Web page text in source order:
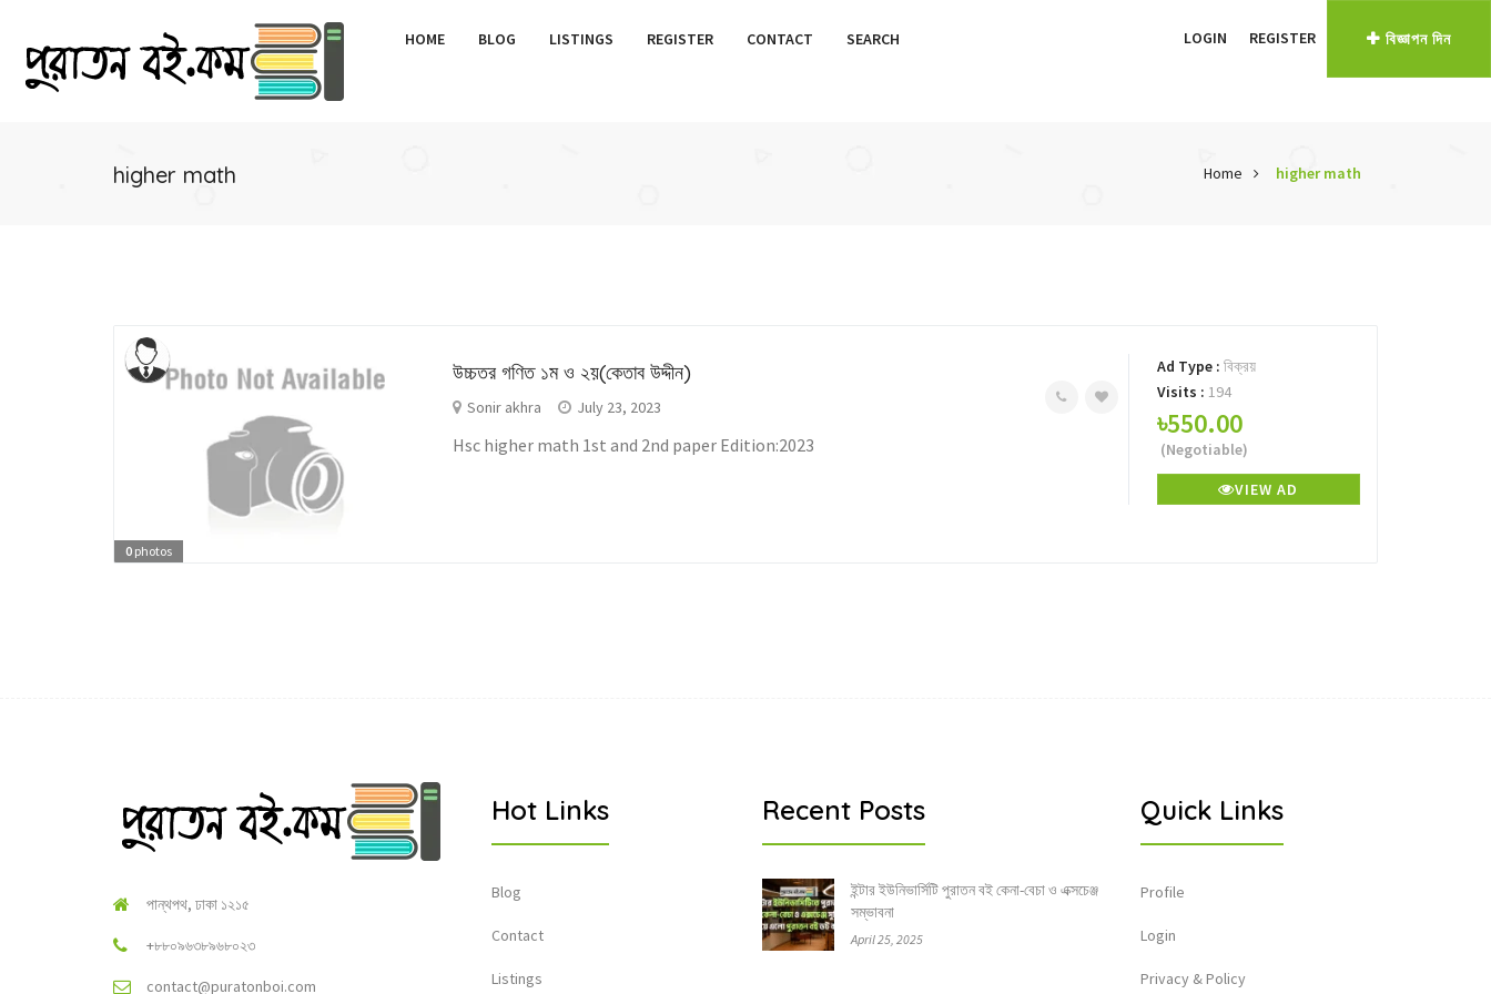
HOME BLOG LISTINGS REGISTER CONTACT SEARCH LOGIN REGISTER বিজ্ঞাপন দিন
higher math Home higher math
0 photos
উচ্চতর গণিত ১ম ও ২য়(কেতাব উদ্দীন)
Sonir akhra July 23, 2023
Hsc higher math 1st and 2nd paper Edition:2023
Ad Type : বিক্রয়
Visits : 194
৳550.00
(Negotiable)
VIEW AD
পান্থপথ, ঢাকা ১২১৫
+৮৮০৯৬৩৮৯৬৮০২৩
contact@puratonboi.com
Hot Links
Blog
Contact
Listings
Recent Posts
ইন্টার ইউনিভার্সিটি পুরাতন বই কেনা-বেচা ও এক্সচেঞ্জ
সম্ভাবনা
April 25, 2025
Quick Links
Profile
Login
Privacy & Policy